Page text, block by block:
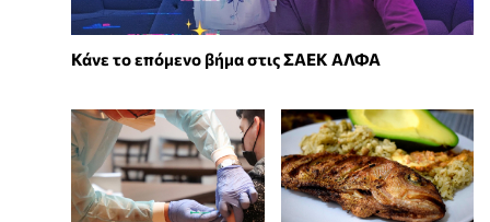
Κάνε το επόμενο βήμα στις ΣΑΕΚ ΑΛΦΑ